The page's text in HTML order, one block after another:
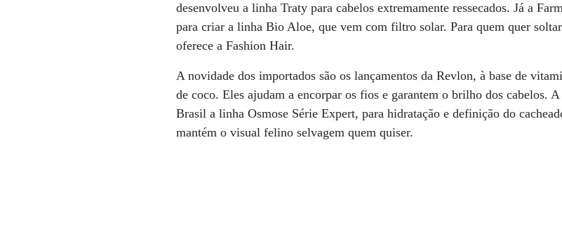
desenvolveu a linha Traty para cabelos extremamente ressecados. Já a
para criar a linha Bio Aloe, que vem com filtro solar. Para quem quer
oferece a Fashion Hair.
A novidade dos importados são os lançamentos da Revlon, à base de
de coco. Eles ajudam a encorpar os fios e garantem o brilho dos cabelos.
Brasil a linha Osmose Série Expert, para hidratação e definição do
mantém o visual felino selvagem quem quiser.